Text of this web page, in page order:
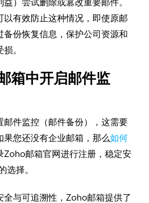
益）尝试删除或篡改重要邮件。
以有效防止这种情况，即使原邮
份恢复信息，保护公司资源和
。
箱中开启邮件监
邮件监控（邮件备份），这需要
果您还没有企业邮箱，那么如何
Zoho邮箱官网进行注册，稳定安
选择。
全与可追溯性，Zoho邮箱提供了